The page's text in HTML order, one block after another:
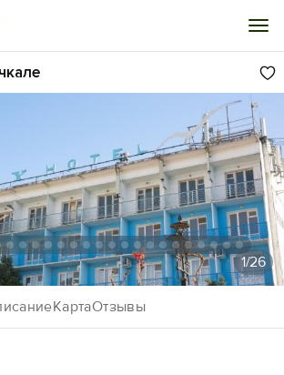
объект
КартаОтзывы
1/26